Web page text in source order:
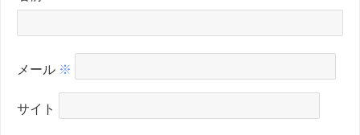
メール ※
サイト